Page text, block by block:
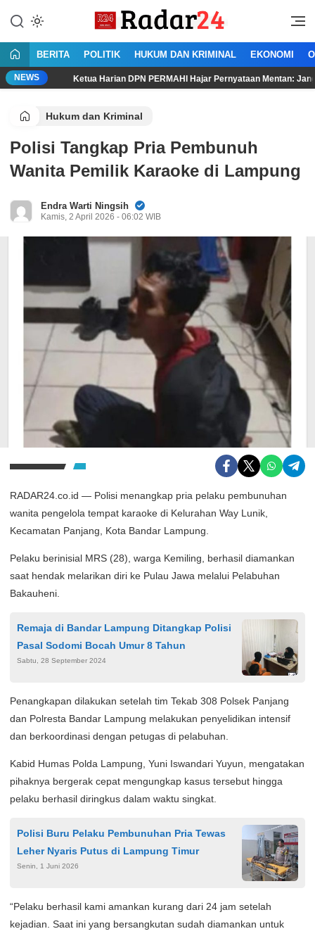
konten
Radar24.co.id
Jujur Lantang Bersuara
BERITA POLITIK HUKUM DAN KRIMINAL EKONOMI
NEWS
Ketua Harian DPN PERMAHI Hajar Pernyataan Mentan: Jangan Bikin
Hukum dan Kriminal
Polisi Tangkap Pria Pembunuh
Wanita Pemilik Karaoke di Lampung
Endra Warti Ningsih
Kamis, 2 April 2026 - 06:02 WIB
RADAR24.co.id — Polisi menangkap pria pelaku pembunuhan
wanita pengelola tempat karaoke di Kelurahan Way Lunik,
Kecamatan Panjang, Kota Bandar Lampung.
Pelaku berinisial MRS (28), warga Kemiling, berhasil diamankan
saat hendak melarikan diri ke Pulau Jawa melalui Pelabuhan
Bakauheni.
Remaja di Bandar Lampung Ditangkap Polisi
Pasal Sodomi Bocah Umur 8 Tahun
Sabtu, 28 September 2024
Penangkapan dilakukan setelah tim Tekab 308 Polsek Panjang
dan Polresta Bandar Lampung melakukan penyelidikan intensif
dan berkoordinasi dengan petugas di pelabuhan.
Kabid Humas Polda Lampung, Yuni Iswandari Yuyun, mengatakan
pihaknya bergerak cepat mengungkap kasus tersebut hingga
pelaku berhasil diringkus dalam waktu singkat.
Polisi Buru Pelaku Pembunuhan Pria Tewas
Leher Nyaris Putus di Lampung Timur
Senin, 1 Juni 2026
“Pelaku berhasil kami amankan kurang dari 24 jam setelah
kejadian. Saat ini yang bersangkutan sudah diamankan untuk